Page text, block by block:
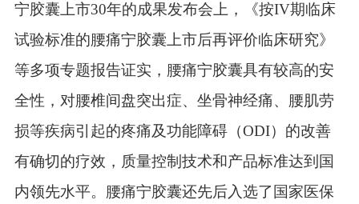
宁胶囊上市30年的成果发布会上，《按IV期临床
试验标准的腰痛宁胶囊上市后再评价临床研究》
等多项专题报告证实，腰痛宁胶囊具有较高的安
全性，对腰椎间盘突出症、坐骨神经痛、腰肌劳
损等疾病引起的疼痛及功能障碍（ODI）的改善
有确切的疗效，质量控制技术和产品标准达到国
内领先水平。腰痛宁胶囊还先后入选了国家医保